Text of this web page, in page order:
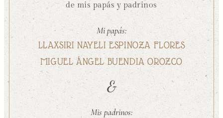
de mis papás y padrinos
Mi papás:
LLAXSIRI NAYELI ESPINOZA FLORES
MIGUEL ÁNGEL BUENDIA OROZCO
&
Mis padrinos: